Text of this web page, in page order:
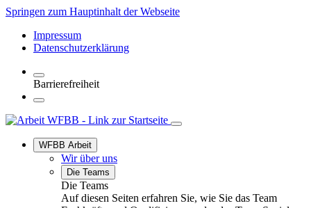
Springen zum Hauptinhalt der Webseite
Impressum
Datenschutzerklärung
Barrierefreiheit
WFBB Arbeit
Wir über uns
Die Teams
Die Teams
Auf diesen Seiten erfahren Sie, wie Sie das Team